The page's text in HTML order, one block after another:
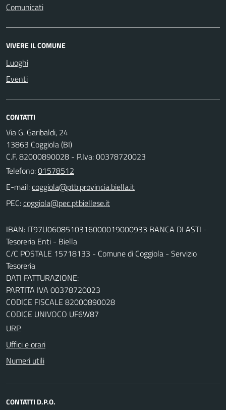
Comunicati
VIVERE IL COMUNE
Luoghi
Eventi
CONTATTI
Via G. Garibaldi, 24
13863 Coggiola (BI)
C.F. 82000890028 - P.Iva: 00378720023
Telefono:01578512
E-mail:
PEC:
IBAN: IT97U0608510316000019000933 BANCA DI ASTI -
Tesoreria Enti - Biella
C/C POSTALE 15718133 - Comune di Coggiola - Servizio
Tesoreria
DATI FATTURAZIONE:
PARTITA IVA 00378720023
CODICE FISCALE 82000890028
CODICE UNIVOCO UF6W87
URP
Uffici e orari
Numeri utili
CONTATTI D.P.O.